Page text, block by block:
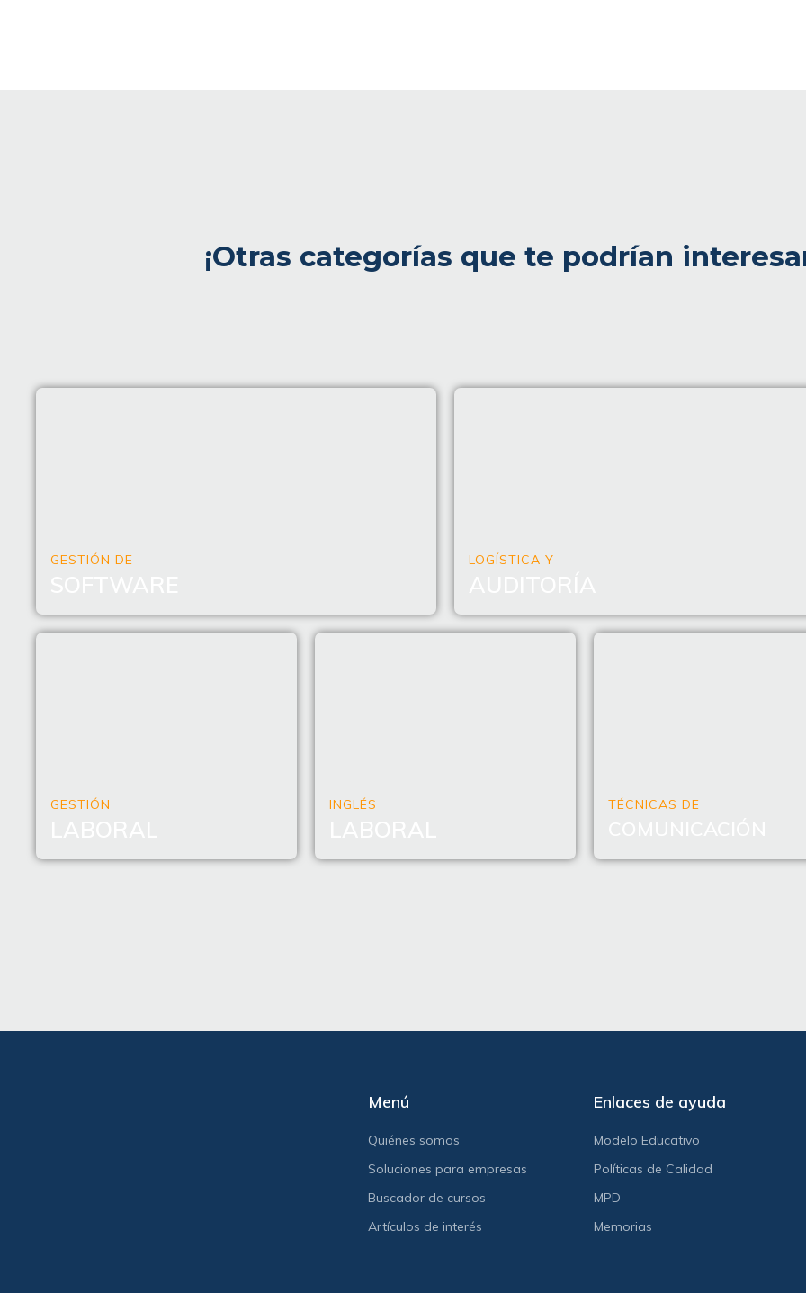
¡Otras categorías que te podrían
GESTIÓN DE LOGÍSTICA Y
GESTIÓN INGLÉS TÉCNICAS DE
Menú
Quiénes somos
Soluciones para empresas
Buscador de cursos
Artículos de interés
Enlaces de ayuda
Modelo Educativo
Políticas de Calidad
MPD
Memorias